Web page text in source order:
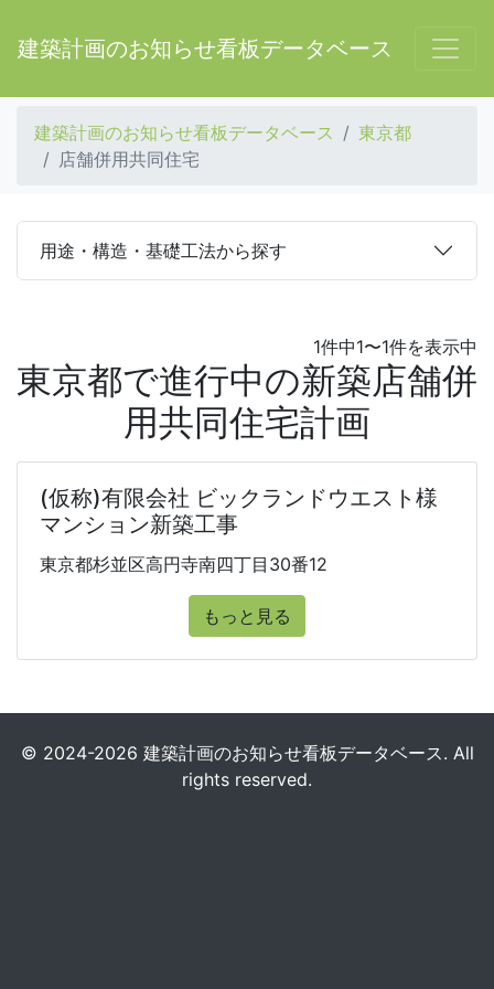
建築計画のお知らせ看板データベース
建築計画のお知らせ看板データベース
東京都
店舗併用共同住宅
用途・構造・基礎工法から探す
1件中1〜1件を表示中
東京都で進行中の新築店舗併
用共同住宅計画
(仮称)有限会社 ビックランドウエスト様
マンション新築工事
東京都杉並区高円寺南四丁目30番12
もっと見る
© 2024-2026 建築計画のお知らせ看板データベース. All
rights reserved.